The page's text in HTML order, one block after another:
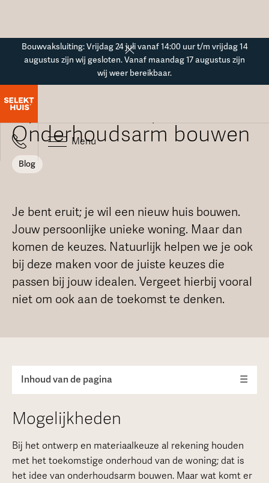
Bouwvaksluiting: Vrijdag 24 juli vanaf 14:00 uur t/m vrijdag 14
augustus zijn wij gesloten. Vanaf maandag 17 augustus zijn
wij weer bereikbaar.
Menu
Blogoverzicht
Tips om te besparen:
Onderhoudsarm bouwen
Blog
Je bent eruit; je wil een nieuw huis bouwen.
Jouw persoonlijke unieke woning. Maar dan
komen de keuzes. Natuurlijk helpen we je ook
bij deze maken voor de juiste keuzes die
passen bij jouw idealen. Vergeet hierbij vooral
niet om ook aan de toekomst te denken.
Inhoud van de pagina ☰
Mogelijkheden
Bij het ontwerp en materiaalkeuze al rekening houden
met het toekomstige onderhoud van de woning; dat is
het idee van onderhoudsarm bouwen. Maar wat komt er